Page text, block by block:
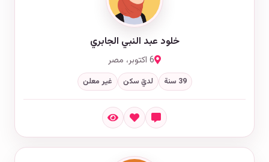
خلود عبد النبي الجابري
6 اكتوبر، مصر
39 سنة لديّ سكن غير معلن